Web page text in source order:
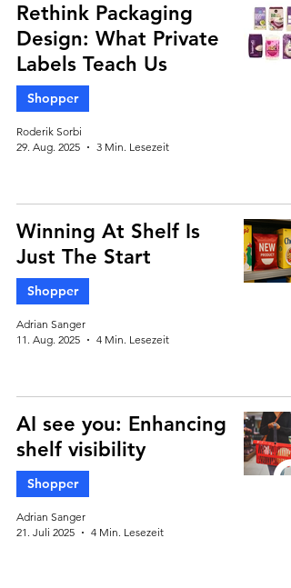
Rethink Packaging
Design: What Private
Labels Teach Us
Shopper
Roderik Sorbi
29. Aug. 2025
3 Min. Lesezeit
Winning At Shelf Is
Just The Start
Shopper
Adrian Sanger
11. Aug. 2025
4 Min. Lesezeit
AI see you: Enhancing
shelf visibility
Shopper
Adrian Sanger
21. Juli 2025
4 Min. Lesezeit